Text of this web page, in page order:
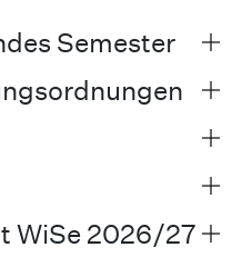
Semester
WiSe 2026/27